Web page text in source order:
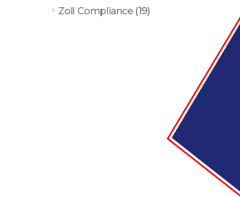
Zoll Compliance(19)